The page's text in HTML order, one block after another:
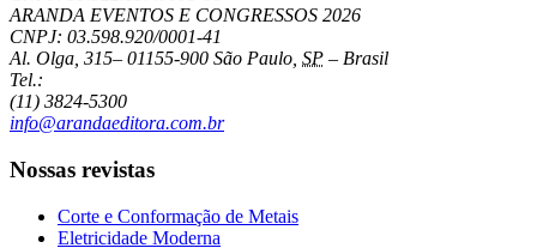
ARANDA EVENTOS E CONGRESSOS 2026
CNPJ: 03.598.920/0001-41
Al. Olga, 315– 01155-900 São Paulo SP – Brasil
Tel.:
(11) 3824-5300
info@arandaeditora.com.br
Nossas revistas
Corte e Conformação de Metais
Eletricidade Moderna